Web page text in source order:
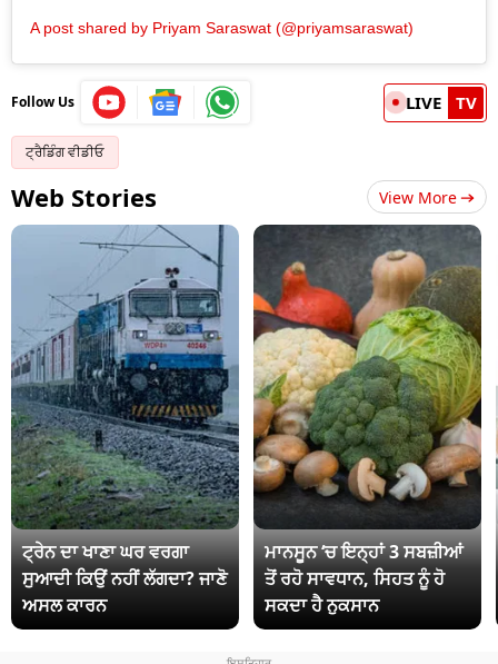
A post shared by Priyam Saraswat (@priyamsaraswat)
Follow Us LIVE TV
ਟ੍ਰੈਡਿੰਗ ਵੀਡੀਓ
Web Stories View More
ਟ੍ਰੇਨ ਦਾ ਖਾਣਾ ਘਰ ਵਰਗਾ
ਸੁਆਦੀ ਕਿਉਂ ਨਹੀਂ ਲੱਗਦਾ? ਜਾਣੋ
ਅਸਲ ਕਾਰਨ
ਮਾਨਸੂਨ ‘ਚ ਇਨ੍ਹਾਂ 3 ਸਬਜ਼ੀਆਂ
ਤੋਂ ਰਹੋ ਸਾਵਧਾਨ, ਸਿਹਤ ਨੂੰ ਹੋ
ਸਕਦਾ ਹੈ ਨੁਕਸਾਨ